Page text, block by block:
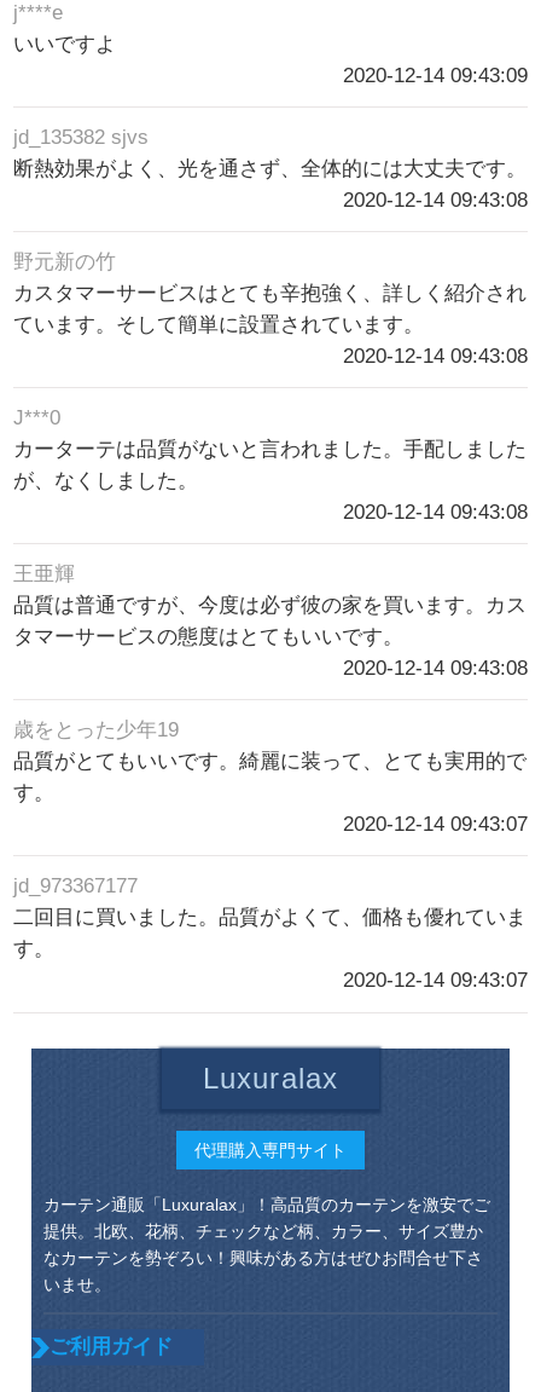
j****e
いいですよ
2020-12-14 09:43:09
jd_135382 sjvs
断熱効果がよく、光を通さず、全体的には大丈夫です。
2020-12-14 09:43:08
野元新の竹
カスタマーサービスはとても辛抱強く、詳しく紹介され
ています。そして簡単に設置されています。
2020-12-14 09:43:08
J***0
カーターテは品質がないと言われました。手配しました
が、なくしました。
2020-12-14 09:43:08
王亜輝
品質は普通ですが、今度は必ず彼の家を買います。カス
タマーサービスの態度はとてもいいです。
2020-12-14 09:43:08
歳をとった少年19
品質がとてもいいです。綺麗に装って、とても実用的で
す。
2020-12-14 09:43:07
jd_973367177
二回目に買いました。品質がよくて、価格も優れていま
す。
2020-12-14 09:43:07
Luxuralax
代理購入専門サイト
カーテン通販「Luxuralax」！高品質のカーテンを激安でご
提供。北欧、花柄、チェックなど柄、カラー、サイズ豊か
なカーテンを勢ぞろい！興味がある方はぜひお問合せ下さ
いませ。
ご利用ガイド